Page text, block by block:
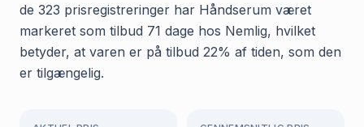
de 323 prisregistreringer har Håndserum været
markeret som tilbud 71 dage hos Nemlig, hvilket
betyder, at varen er på tilbud 22% af tiden, som den
er tilgængelig.